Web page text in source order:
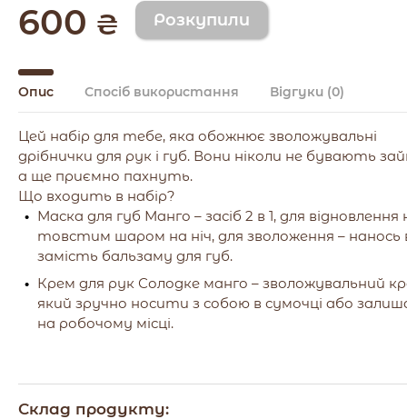
600 ₴
Опис Спосіб використання Відгуки (0)
Цей набір для тебе, яка обожнює зволожувальні
дрібнички для рук і губ. Вони ніколи не бувають
а ще приємно пахнуть.
Що входить в набір?
Маска для губ Манго – засіб 2 в 1, для відновлення
товстим шаром на ніч, для зволоження – нанось
замість бальзаму для губ.
Крем для рук Солодке манго – зволожувальний
який зручно носити з собою в сумочці або
на робочому місці.
Склад продукту: